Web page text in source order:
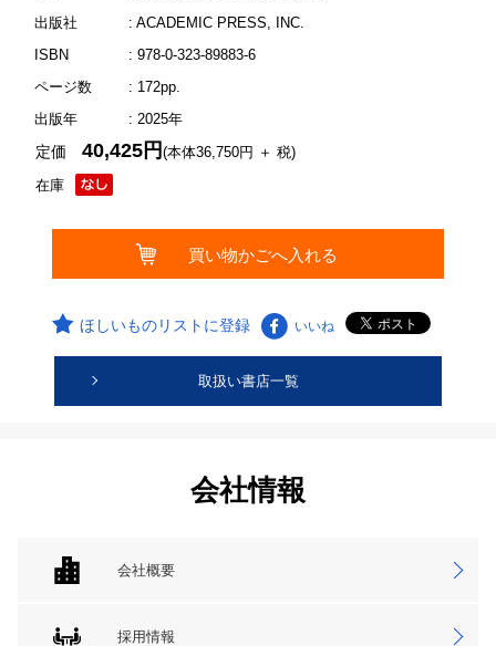
出版社
: ACADEMIC PRESS, INC.
ISBN
: 978-0-323-89883-6
ページ数
: 172pp.
出版年
: 2025年
在庫
定価40,425円(本体36,750円 ＋ 税)
ほしいものリストに登録 いいね
取扱い書店一覧
会社情報
会社概要
採用情報